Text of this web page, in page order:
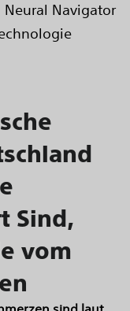
Navigator
Sind,
vom